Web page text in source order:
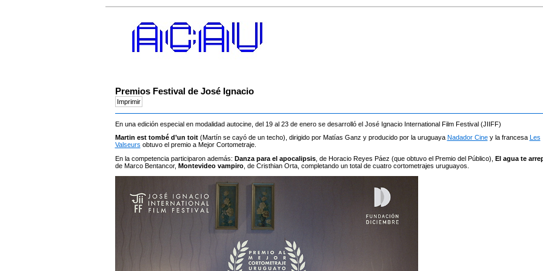
Premios Festival de José Ignacio
En una edición especial en modalidad autocine, del 19 al 23 de enero se desarrolló el José Ignacio International Film Festival (JIIFF)
Martin est tombé d’un toit(Martín se cayó de un techo), dirigido por Matías Ganz y producido por la uruguaya Nadador Ciney la francesa
Les
Valseurs obtuvo el premio a Mejor Cortometraje.
En la competencia participaron además: Danza para el apocalipsis, de Horacio Reyes Páez (que obtuvo el Premio del Público), El agua te
de Marco Bentancor, Montevideo vampiro, de Cristhian Orta, completando un total de cuatro cortometrajes uruguayos.